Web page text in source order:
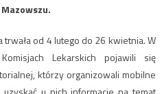
od 4 lutego do 26 kwietnia. W
Lekarskich pojawili się
którzy organizowali mobilne